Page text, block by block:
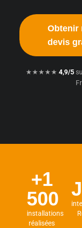
Obtenir
devis
★★★★★ 4,9/5
+1
500
installations
réalisées